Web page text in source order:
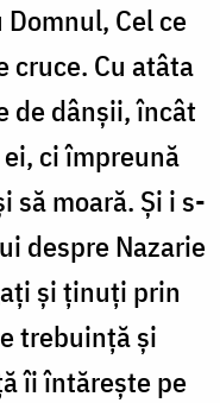
Cel ce
cruce. Cu atâta
de dânşii, încât
ci împreună
să moară. Şi i s-
despre Nazarie
şi ţinuţi prin
trebuinţă şi
îi întăreşte pe